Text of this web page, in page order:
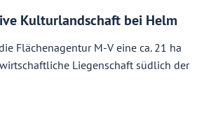
Kulturlandschaft bei Helm
Flächenagentur M-V eine ca. 21 ha
Liegenschaft südlich der